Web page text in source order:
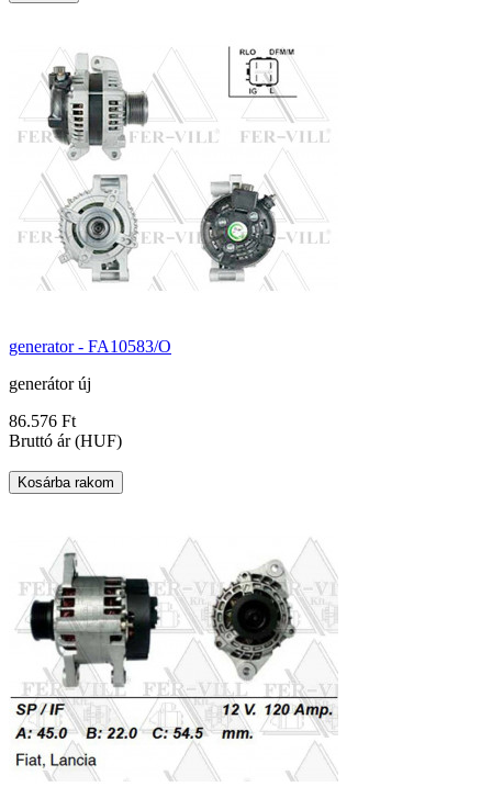
generator - FA10583/O
generátor új
86.576 Ft
Bruttó ár (HUF)